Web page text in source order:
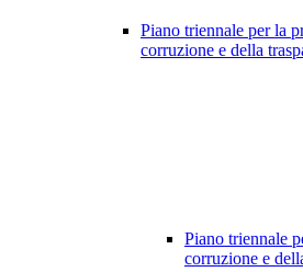
Piano triennale per la
corruzione e della
Piano triennale
corruzione e